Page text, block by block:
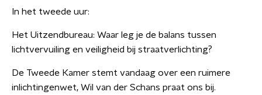
In het tweede uur:
Het Uitzendbureau: Waar leg je de balans tussen
lichtvervuiling en veiligheid bij straatverlichting?
De Tweede Kamer stemt vandaag over een ruimere
inlichtingenwet, Wil van der Schans praat ons bij.